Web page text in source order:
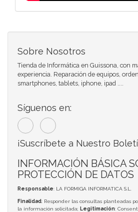
Sobre Nosotros
Tienda de Informática en Guissona, con
experiencia. Reparación de equipos,
smartphones, tablets, iphone, ipad ....
Síguenos en:
¡Suscríbete a Nuestro
INFORMACIÓN BÁSICA
PROTECCIÓN DE DATOS
Responsable: LA FORMIGA INFORMATICA S.L.
Finalidad: Responder las consultas planteadas
la información solicitada; Legitimación: